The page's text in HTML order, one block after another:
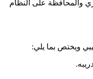
ﻭﺍلمحاﻓﻈﺔ ﻋﻠﻰ ﺍﻟﻨﻈﺎﻡ
ويختص بما يلي: